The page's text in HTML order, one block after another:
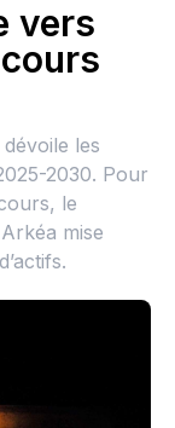
vers
les
2030. Pour
le
mise